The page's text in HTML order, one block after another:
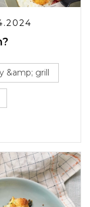
&amp; grill